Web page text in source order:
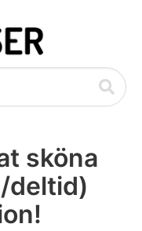
sköna
deltid)